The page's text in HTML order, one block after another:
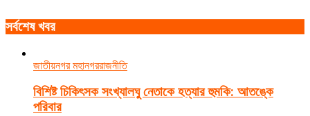
সর্বশেষ খবর
জাতীয়নগর মহানগররাজনীতি
বিশিষ্ট চিকিৎসক সংখ্যালঘু নেতাকে হত্যার হুমকি: আতঙ্কে
পরিবার